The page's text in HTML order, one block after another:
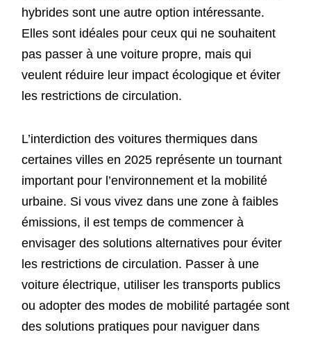
hybrides sont une autre option intéressante.
Elles sont idéales pour ceux qui ne souhaitent
pas passer à une voiture propre, mais qui
veulent réduire leur impact écologique et éviter
les restrictions de circulation.
L’interdiction des voitures thermiques dans
certaines villes en 2025 représente un tournant
important pour l’environnement et la mobilité
urbaine. Si vous vivez dans une zone à faibles
émissions, il est temps de commencer à
envisager des solutions alternatives pour éviter
les restrictions de circulation. Passer à une
voiture électrique, utiliser les transports publics
ou adopter des modes de mobilité partagée sont
des solutions pratiques pour naviguer dans